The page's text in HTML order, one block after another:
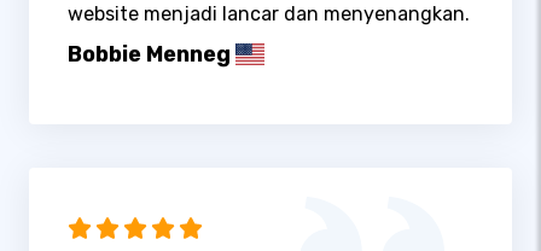
website menjadi lancar dan menyenangkan.
Bobbie Menneg